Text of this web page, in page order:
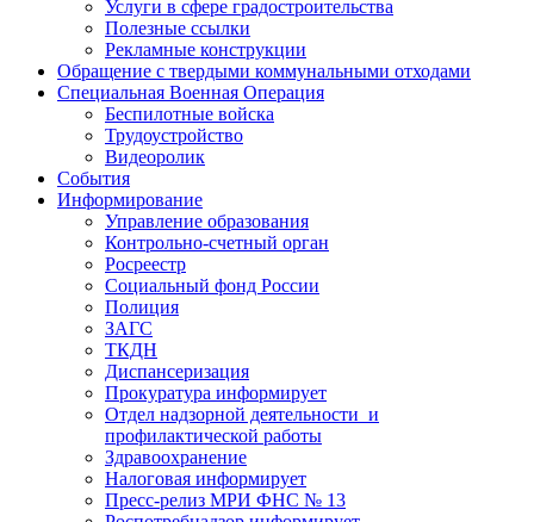
Услуги в сфере градостроительства
Полезные ссылки
Рекламные конструкции
Обращение с твердыми коммунальными отходами
Специальная Военная Операция
Беспилотные войска
Трудоустройство
Видеоролик
События
Информирование
Управление образования
Контрольно-счетный орган
Росреестр
Социальный фонд России
Полиция
ЗАГС
ТКДН
Диспансеризация
Прокуратура информирует
Отдел надзорной деятельности и
профилактической работы
Здравоохранение
Налоговая информирует
Пресс-релиз МРИ ФНС № 13